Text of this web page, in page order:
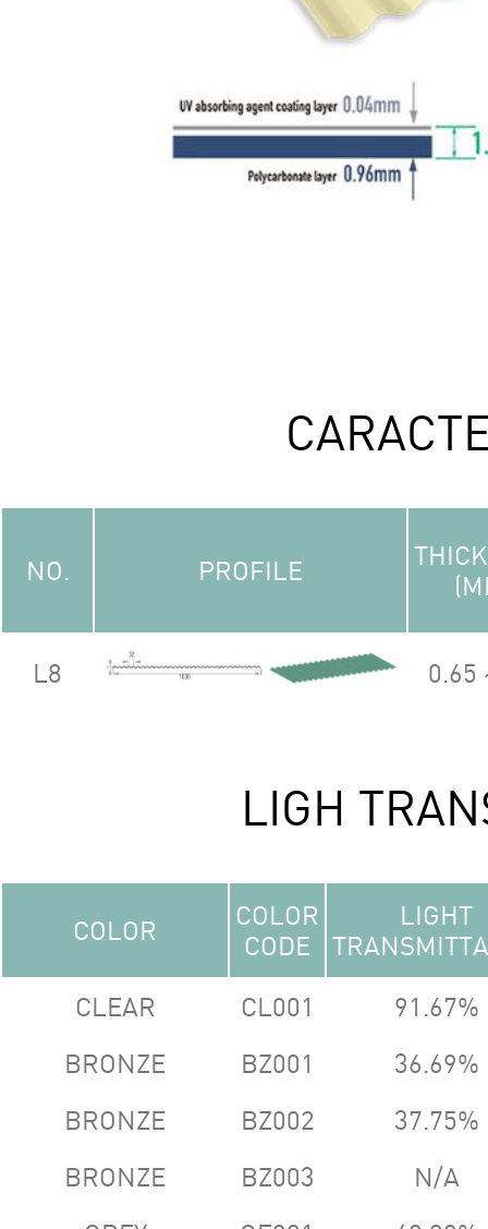
NO. PROFILE
L8 0.65
LIGH
COLOR
COLOR
CODE
LIGHT
CLEAR
CL001
91.67%
BRONZE
BZ001
36.69%
BRONZE
BZ002
37.75%
BRONZE
BZ003
N/A